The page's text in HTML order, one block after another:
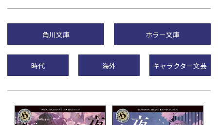
角川文庫 ホラー文庫
時代 海外 キャラクター文芸